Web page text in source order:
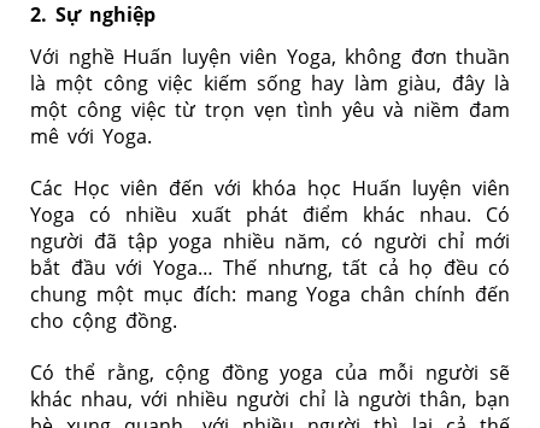
2. Sự nghiệp
Với nghề Huấn luyện viên Yoga, không đơn thuần
là một công việc kiếm sống hay làm giàu, đây là
một công việc từ trọn vẹn tình yêu và niềm đam
mê với Yoga.
Các Học viên đến với khóa học Huấn luyện viên
Yoga có nhiều xuất phát điểm khác nhau. Có
người đã tập yoga nhiều năm, có người chỉ mới
bắt đầu với Yoga… Thế nhưng, tất cả họ đều có
chung một mục đích: mang Yoga chân chính đến
cho cộng đồng.
Có thể rằng, cộng đồng yoga của mỗi người sẽ
khác nhau, với nhiều người chỉ là người thân, bạn